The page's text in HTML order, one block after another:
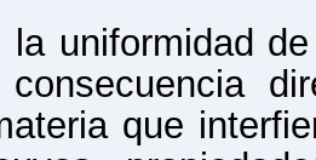
la uniformidad
que